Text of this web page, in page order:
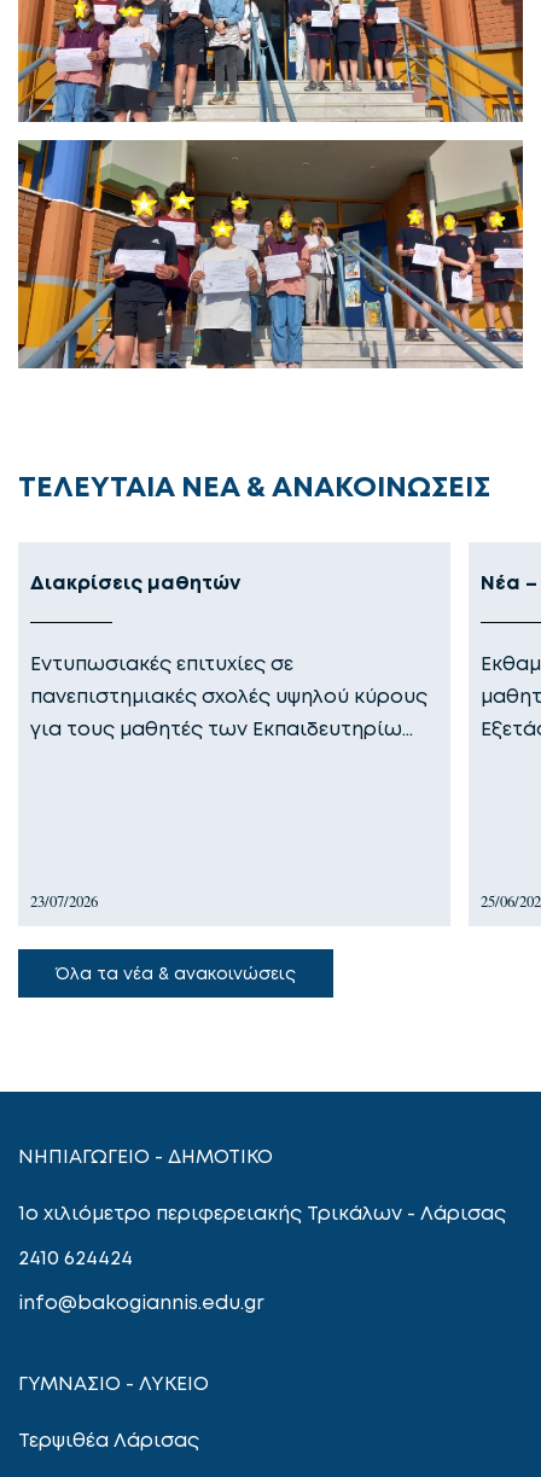
ΤΕΛΕΥΤΑΙΑ ΝΕΑ & ΑΝΑΚΟΙΝΩΣΕΙΣ
Διακρίσεις μαθητών
Εντυπωσιακές επιτυχίες σε
πανεπιστημιακές σχολές υψηλού κύρους
για τους μαθητές των Εκπαιδευτηρίω…
23/07/2026
Νέα –
25/06/
Όλα τα νέα & ανακοινώσεις
ΝΗΠΙΑΓΩΓΕΙΟ - ΔΗΜΟΤΙΚΟ
1ο χιλιόμετρο περιφερειακής Τρικάλων - Λάρισας
2410 624424
info@bakogiannis.edu.gr
ΓΥΜΝΑΣΙΟ - ΛΥΚΕΙΟ
Τερψιθέα Λάρισας